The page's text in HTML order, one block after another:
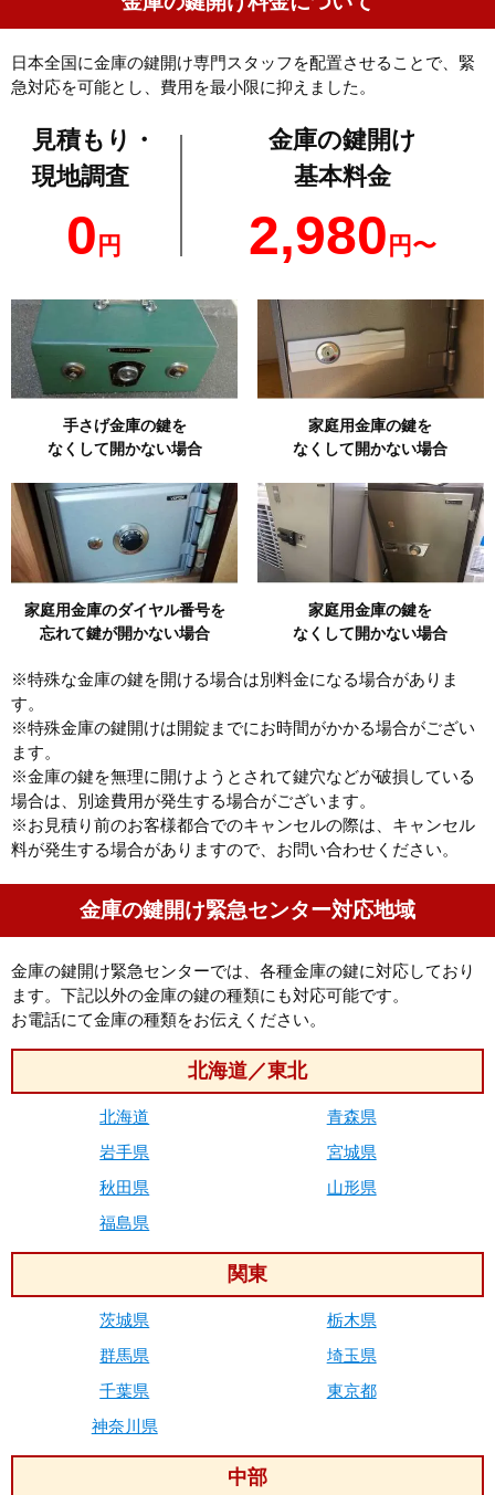
日本全国に金庫の鍵開け専門スタッフを配置させることで、緊
急対応を可能とし、費用を最小限に抑えました。
見積もり・
現地調査
0 円
金庫の鍵開け
基本料金
2,980 円〜
手さげ金庫の鍵を
なくして開かない場合
家庭用金庫の鍵を
なくして開かない場合
家庭用金庫のダイヤル番号を
忘れて鍵が開かない場合
家庭用金庫の鍵を
なくして開かない場合
※特殊な金庫の鍵を開ける場合は別料金になる場合がありま
す。
※特殊金庫の鍵開けは開錠までにお時間がかかる場合がござい
ます。
※金庫の鍵を無理に開けようとされて鍵穴などが破損している
場合は、別途費用が発生する場合がございます。
※お見積り前のお客様都合でのキャンセルの際は、キャンセル
料が発生する場合がありますので、お問い合わせください。
金庫の鍵開け緊急センター対応地域
金庫の鍵開け緊急センターでは、各種金庫の鍵に対応しており
ます。下記以外の金庫の鍵の種類にも対応可能です。
お電話にて金庫の種類をお伝えください。
北海道／東北
北海道
青森県
岩手県
宮城県
秋田県
山形県
福島県
関東
茨城県
栃木県
群馬県
埼玉県
千葉県
東京都
神奈川県
中部